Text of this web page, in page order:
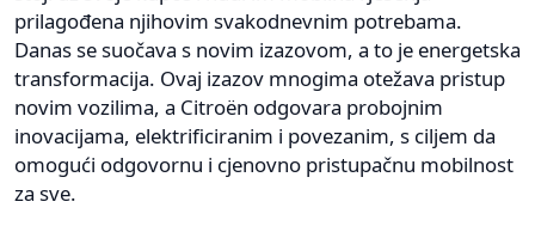
prilagođena njihovim svakodnevnim potrebama.
Danas se suočava s novim izazovom, a to je energetska
transformacija. Ovaj izazov mnogima otežava pristup
novim vozilima, a Citroën odgovara probojnim
inovacijama, elektrificiranim i povezanim, s ciljem da
omogući odgovornu i cjenovno pristupačnu mobilnost
za sve.